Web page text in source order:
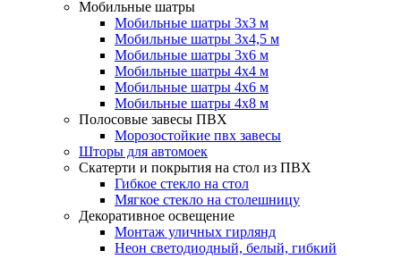
Мобильные шатры
Мобильные шатры 3х3 м
Мобильные шатры 3х4,5 м
Мобильные шатры 3х6 м
Мобильные шатры 4х4 м
Мобильные шатры 4х6 м
Мобильные шатры 4х8 м
Полосовые завесы ПВХ
Морозостойкие пвх завесы
Шторы для автомоек
Скатерти и покрытия на стол из ПВХ
Гибкое стекло на стол
Мягкое стекло на столешницу
Декоративное освещение
Монтаж уличных гирлянд
Неон светодиодный, белый, гибкий